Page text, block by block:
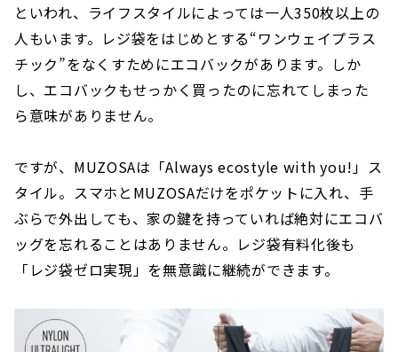
といわれ、ライフスタイルによっては一人350枚以上の
人もいます。レジ袋をはじめとする“ワンウェイプラス
チック”をなくすためにエコバックがあります。しか
し、エコバックもせっかく買ったのに忘れてしまった
ら意味がありません。
ですが、MUZOSAは「Always ecostyle with you!」ス
タイル。スマホとMUZOSAだけをポケットに入れ、手
ぶらで外出しても、家の鍵を持っていれば絶対にエコバ
ッグを忘れることはありません。レジ袋有料化後も
「レジ袋ゼロ実現」を無意識に継続ができます。